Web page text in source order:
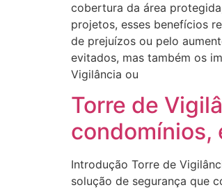
cobertura da área
projetos, esses benefícios
de prejuízos ou pelo
evitados, mas também os
Vigilância ou
Torre de
condomínios,
Introdução Torre de
solução de segurança que